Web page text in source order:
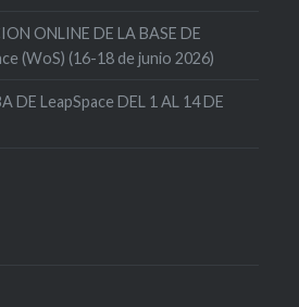
ONLINE DE LA BASE DE
(WoS) (16-18 de junio 2026)
DE LeapSpace DEL 1 AL 14 DE